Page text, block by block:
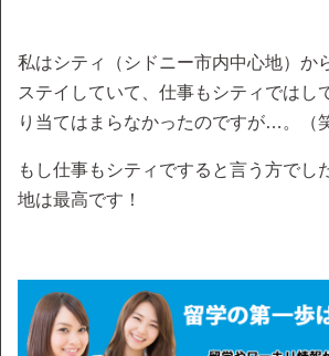
私はシティ（シドニー市内中心地）か
ステイしていて、仕事もシティではし
り当てはまらなかったのですが…。（
もし仕事もシティですると言う方でし
地は最高です！